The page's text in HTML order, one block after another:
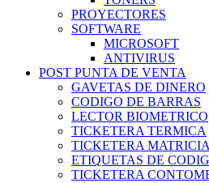
PROYECTORES
SOFTWARE
MICROSOFT
ANTIVIRUS
POST PUNTA DE VENTA
GAVETAS DE DINERO
CODIGO DE BARRAS
LECTOR BIOMETRICO
TICKETERA TERMICA
TICKETERA
ETIQUETAS DE
TICKETERA